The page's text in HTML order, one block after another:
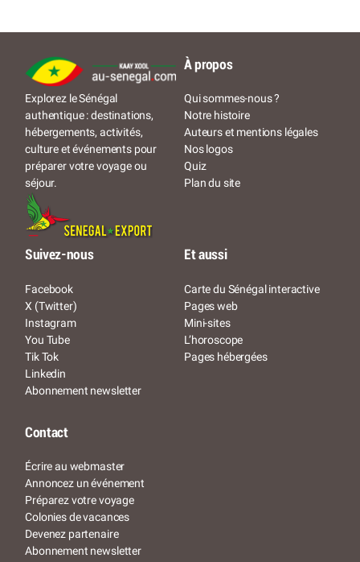
Explorez le Sénégal
authentique : destinations,
hébergements, activités,
culture et événements pour
préparer votre voyage ou
séjour.
À propos
Qui sommes-nous ?
Notre histoire
Auteurs et mentions légales
Nos logos
Quiz
Plan du site
Suivez-nous
Facebook
X (Twitter)
Instagram
You Tube
Tik Tok
Linkedin
Abonnement newsletter
Et aussi
Carte du Sénégal interactive
Pages web
Mini-sites
L’horoscope
Pages hébergées
Contact
Écrire au webmaster
Annoncez un événement
Préparez votre voyage
Colonies de vacances
Devenez partenaire
Abonnement newsletter